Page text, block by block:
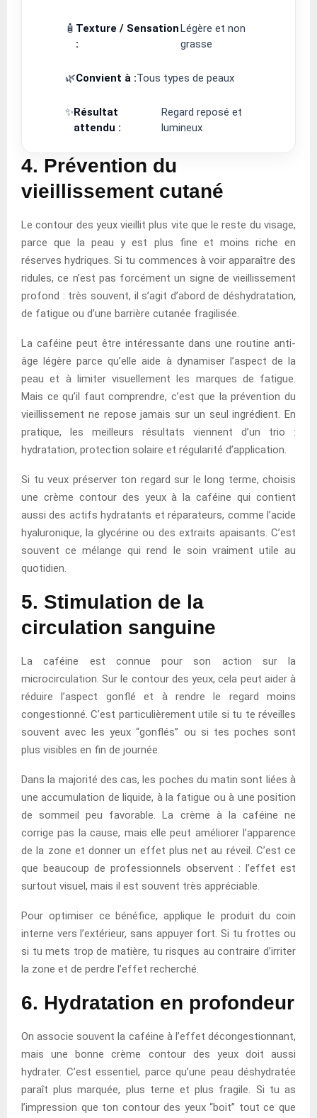
🧴 Texture / Sensation
:
Légère et non
grasse
🌿Convient à :Tous types de peaux
✨Résultat
attendu :
Regard reposé et
lumineux
4. Prévention du
vieillissement cutané
Le contour des yeux vieillit plus vite que le reste du visage,
parce que la peau y est plus fine et moins riche en
réserves hydriques. Si tu commences à voir apparaître des
ridules, ce n’est pas forcément un signe de vieillissement
profond : très souvent, il s’agit d’abord de déshydratation,
de fatigue ou d’une barrière cutanée fragilisée.
La caféine peut être intéressante dans une routine anti-
âge légère parce qu’elle aide à dynamiser l’aspect de la
peau et à limiter visuellement les marques de fatigue.
Mais ce qu’il faut comprendre, c’est que la prévention du
vieillissement ne repose jamais sur un seul ingrédient. En
pratique, les meilleurs résultats viennent d’un trio :
hydratation, protection solaire et régularité d’application.
Si tu veux préserver ton regard sur le long terme, choisis
une crème contour des yeux à la caféine qui contient
aussi des actifs hydratants et réparateurs, comme l’acide
hyaluronique, la glycérine ou des extraits apaisants. C’est
souvent ce mélange qui rend le soin vraiment utile au
quotidien.
5. Stimulation de la
circulation sanguine
La caféine est connue pour son action sur la
microcirculation. Sur le contour des yeux, cela peut aider à
réduire l’aspect gonflé et à rendre le regard moins
congestionné. C’est particulièrement utile si tu te réveilles
souvent avec les yeux “gonflés” ou si tes poches sont
plus visibles en fin de journée.
Dans la majorité des cas, les poches du matin sont liées à
une accumulation de liquide, à la fatigue ou à une position
de sommeil peu favorable. La crème à la caféine ne
corrige pas la cause, mais elle peut améliorer l’apparence
de la zone et donner un effet plus net au réveil. C’est ce
que beaucoup de professionnels observent : l’effet est
surtout visuel, mais il est souvent très appréciable.
Pour optimiser ce bénéfice, applique le produit du coin
interne vers l’extérieur, sans appuyer fort. Si tu frottes ou
si tu mets trop de matière, tu risques au contraire d’irriter
la zone et de perdre l’effet recherché.
6. Hydratation en profondeur
On associe souvent la caféine à l’effet décongestionnant,
mais une bonne crème contour des yeux doit aussi
hydrater. C’est essentiel, parce qu’une peau déshydratée
paraît plus marquée, plus terne et plus fragile. Si tu as
l’impression que ton contour des yeux “boit” tout ce que